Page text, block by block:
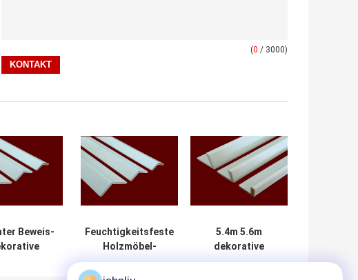
(0 / 3000)
Beweis-
Feuchtigkeitsfeste
Holzmöbel-
Formteile für
Wohn-Decration
5.4m 5.6m
dekorative
hölzerne